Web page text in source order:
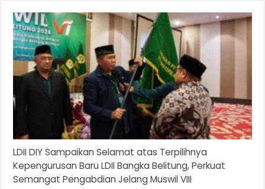
LDII DIY Sampaikan Selamat atas Terpilihnya
Kepengurusan Baru LDII Bangka Belitung, Perkuat
Semangat Pengabdian Jelang Muswil VIII